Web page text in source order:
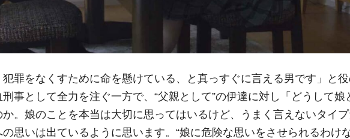
罪をなくすために命を懸けている、と真っすぐに言える男です」と
事として全力を注ぐ一方で、“父親として”の伊達に対し「どうして娘
。娘のことを本当は大切に思ってはいるけど、うまく言えないタイ
思いは出ているように思います。“娘に危険な思いをさせられるわけ